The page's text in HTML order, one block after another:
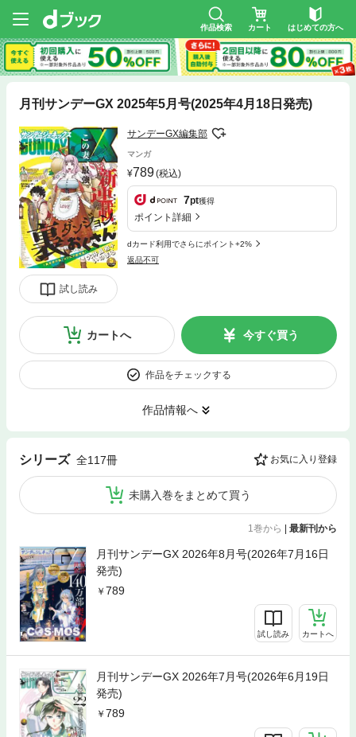
作品検索 カート はじめての方へ
月刊サンデーGX 2025年5月号(2025年4月18日発売)
試し読み
サンデーGX編集部
マンガ
789(税込)
7pt獲得
ポイント詳細
dカード利用でさらにポイント+2%
返品不可
カートへ 今すぐ買う
作品をチェックする
作品情報へ
シリーズ 全117冊 お気に入り登録
未購入巻をまとめて買う
1巻から 最新刊から
月刊サンデーGX 2026年8月号(2026年7月16日
発売)
789
試し読み カートへ
月刊サンデーGX 2026年7月号(2026年6月19日
発売)
789